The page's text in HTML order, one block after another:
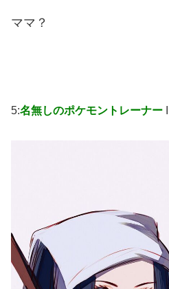
ママ？
5:名無しのポケモントレーナー